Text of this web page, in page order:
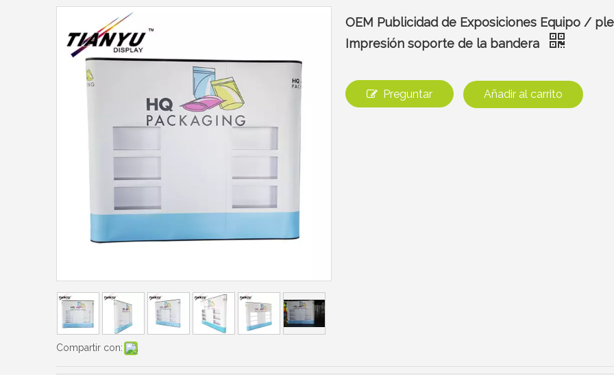
Compartir con:
OEM Publicidad de Exposiciones Equipo /
Impresión soporte de la bandera
Preguntar Añadir al carrito